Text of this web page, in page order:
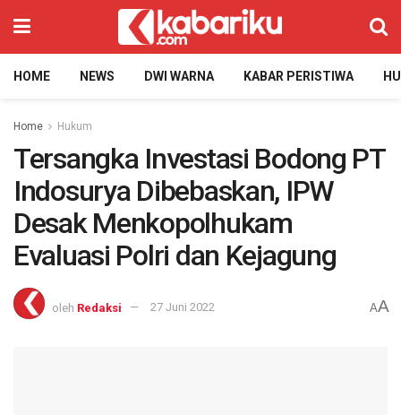
HOME NEWS DWI WARNA KABAR PERISTIWA
Home Hukum
Tersangka Investasi Bodong PT
Indosurya Dibebaskan, IPW
Desak Menkopolhukam
Evaluasi Polri dan Kejagung
oleh Redaksi 27 Juni 2022 AA